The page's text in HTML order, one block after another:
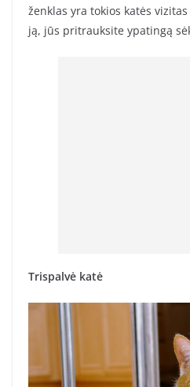
ženklas yra tokios katės
ją, jūs pritrauksite ypatingą
Trispalvė katė